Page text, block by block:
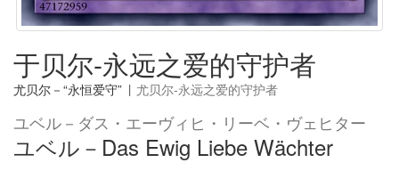
于贝尔-永远之爱的守护者
尤贝尔－“永恒爱守” | 尤贝尔-永远之爱的守护者
ユベル－ダス・エーヴィヒ・リーベ・ヴェヒター
ユベル－Das Ewig Liebe Wächter